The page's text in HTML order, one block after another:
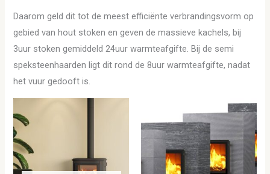
Daarom geld dit tot de meest efficiënte verbrandingsvorm op
gebied van hout stoken en geven de massieve kachels, bij
3uur stoken gemiddeld 24uur warmteafgifte. Bij de semi
speksteenhaarden ligt dit rond de 8uur warmteafgifte, nadat
het vuur gedooft is.